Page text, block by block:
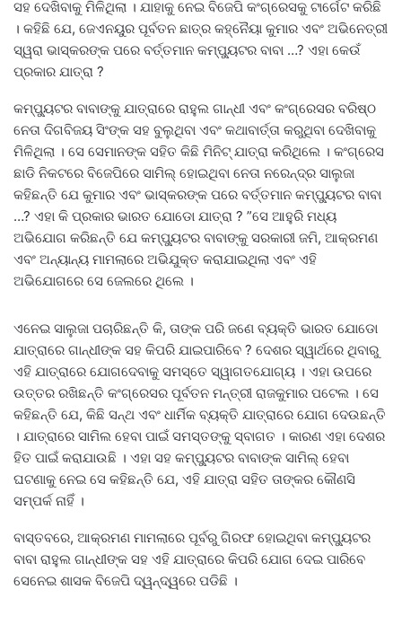
ସହ ଦେଖିବାକୁ ମିଳିଥିଲା । ଯାହାକୁ ନେଇ ବିଜେପି କଂଗ୍ରେସକୁ ଟାର୍ଗେଟ କରିଛି
। କହିଛି ​​ଯେ, ଜେଏନୟୁର ପୂର୍ବତନ ଛାତ୍ର କହ୍ନୈୟା କୁମାର ଏବଂ ଅଭିନେତ୍ରୀ
ସ୍ୱରା ଭାସ୍କରଙ୍କ ପରେ ବର୍ତ୍ତମାନ କମ୍ପ୍ୟୁଟର ବାବା …? ଏହା କେଉଁ
ପ୍ରକାର ଯାତ୍ରା ?
କମ୍ପ୍ୟୁଟର ବାବାଙ୍କୁ ଯାତ୍ରାରେ ରାହୁଲ ଗାନ୍ଧୀ ଏବଂ କଂଗ୍ରେସର ବରିଷ୍ଠ
ନେତା ଦିଗବିଜୟ ସିଂଙ୍କ ସହ ବୁଲୁଥିବା ଏବଂ କଥାବାର୍ତ୍ତା କରୁଥିବା ଦେଖିବାକୁ
ମିଳିଥିଲା । ସେ ସେମାନଙ୍କ ସହିତ କିଛି ମିନିଟ୍ ଯାତ୍ରା କରିଥିଲେ । କଂଗ୍ରେସ
ଛାଡି ନିକଟରେ ବିଜେପିରେ ସାମିଲ୍ ହୋଇଥିବା ନେତା ନରେନ୍ଦ୍ର ସାଲୁଜା
କହିଛନ୍ତି ଯେ କୁମାର ଏବଂ ଭାସ୍କରଙ୍କ ପରେ ବର୍ତ୍ତମାନ କମ୍ପ୍ୟୁଟର ବାବା
…? ଏହା କି ପ୍ରକାର ଭାରତ ଯୋଡୋ ଯାତ୍ରା ? ”ସେ ଆହୁରି ମଧ୍ୟ
ଅଭିଯୋଗ କରିଛନ୍ତି ଯେ କମ୍ପ୍ୟୁଟର ବାବାଙ୍କୁ ସରକାରୀ ଜମି, ଆକ୍ରମଣ
ଏବଂ ଅନ୍ୟାନ୍ୟ ମାମଲାରେ ଅଭିଯୁକ୍ତ କରାଯାଇଥିଲା ଏବଂ ଏହି
ଅଭିଯୋଗରେ ସେ ଜେଲରେ ଥିଲେ ।
ଏନେଇ ସାଲୁଜା ପଚାରିଛନ୍ତି କି, ତାଙ୍କ ପରି ଜଣେ ବ୍ୟକ୍ତି ଭାରତ ଯୋଡୋ
ଯାତ୍ରାରେ ଗାନ୍ଧୀଙ୍କ ସହ କିପରି ଯାଇପାରିବେ ? ଦେଶର ସ୍ୱାର୍ଥରେ ଥିବାରୁ
ଏହି ଯାତ୍ରାରେ ଯୋଗଦେବାକୁ ସମସ୍ତେ ସ୍ୱାଗତଯୋଗ୍ୟ । ଏହା ଉପରେ
ଉତ୍ତର ରଖିଛନ୍ତି କଂଗ୍ରେସର ପୂର୍ବତନ ମନ୍ତ୍ରୀ ରାଜକୁମାର ପଟେଲ । ସେ
କହିଛନ୍ତି ଯେ, କିଛି ସନ୍ଥ ଏବଂ ଧାର୍ମିକ ବ୍ୟକ୍ତି ଯାତ୍ରାରେ ଯୋଗ ଦେଉଛନ୍ତି
। ଯାତ୍ରାରେ ସାମିଲ ହେବା ପାଇଁ ସମସ୍ତଙ୍କୁ ସ୍ବାଗତ । କାରଣ ଏହା ଦେଶର
ହିତ ପାଇଁ କରାଯାଉଛି । ଏହା ସହ କମ୍ପ୍ୟୁଟର ବାବାଙ୍କ ସାମିଲ୍ ହେବା
ଘଟଣାକୁ ନେଇ ସେ କହିଛନ୍ତି ଯେ, ଏହି ଯାତ୍ରା ସହିତ ତାଙ୍କର କୌଣସି
ସମ୍ପର୍କ ନାହିଁ ।
ବାସ୍ତବରେ, ଆକ୍ରମଣ ମାମଲାରେ ପୂର୍ବରୁ ଗିରଫ ହୋଇଥିବା କମ୍ପ୍ୟୁଟର
ବାବା ରାହୁଲ ଗାନ୍ଧୀଙ୍କ ସହ ଏହି ଯାତ୍ରାରେ କିପରି ଯୋଗ ଦେଇ ପାରିବେ
ସେନେଇ ଶାସକ ବିଜେପି ଦ୍ୱନ୍ଦ୍ୱରେ ପଡିଛି ।